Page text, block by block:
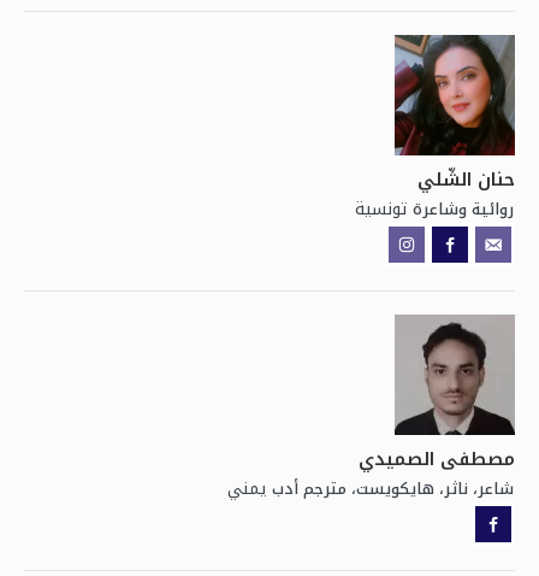
حنان الشّلي
روائية وشاعرة تونسية
مصطفى الصميدي
شاعر، ناثر، هايكويست، مترجم أدب يمني